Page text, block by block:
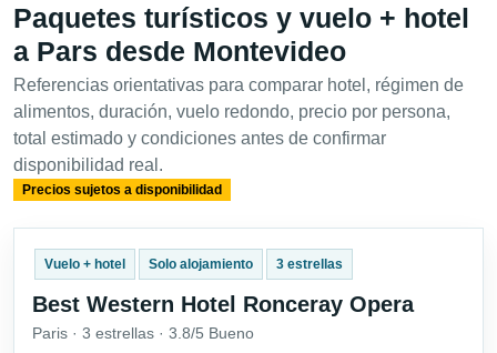
Paquetes turísticos y vuelo + hotel
a Pars desde Montevideo
Referencias orientativas para comparar hotel, régimen de
alimentos, duración, vuelo redondo, precio por persona,
total estimado y condiciones antes de confirmar
disponibilidad real.
Precios sujetos a disponibilidad
Vuelo + hotel Solo alojamiento 3 estrellas
Best Western Hotel Ronceray Opera
Paris · 3 estrellas · 3.8/5 Bueno